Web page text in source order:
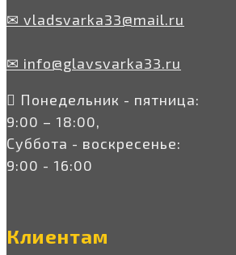
✉ vladsvarka33@mail.ru
✉ info@glavsvarka33.ru
Понедельник - пятница:
9:00 – 18:00,
Суббота - воскресенье:
9:00 - 16:00
Клиентам